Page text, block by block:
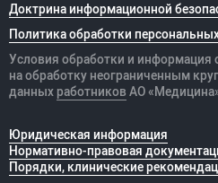
Доктрина информационной
Политика обработки
Условия обработки и информация
на обработку неограниченным
данных работников АО
Юридическая информация
Нормативно-правовая
Порядки, клинические